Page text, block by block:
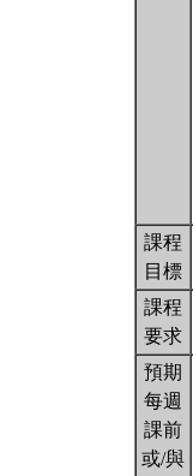
課程
目標
課程
要求
預期
每週
課前
或/與